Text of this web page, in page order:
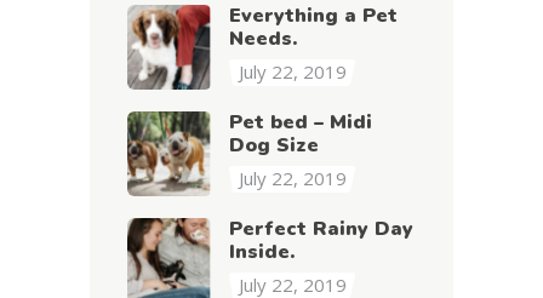
Everything a Pet
Needs.
July 22, 2019
Pet bed – Midi
Dog Size
July 22, 2019
Perfect Rainy Day
Inside.
July 22, 2019